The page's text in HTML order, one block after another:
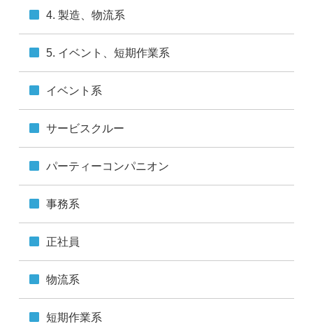
（ https://mpniigata.jp/documents/pdf/privacy.pdf
■個人情報を入力するにあたっての注意事項
■本人が容易に認識できない方法による個人情報の取得
容易に認識できない方法による個人情報の取得は行って
■個人情報の安全管理措置について
取得した個人情報については、漏えい、滅失またはき損
の防止と是正、その他個人情報の安全管理のために必要
かつ適切な措置を講じます。
このサイトは、SSL（Secure Socket Layer）による暗号
■個人情報保護方針
4. 製造、物流系
5. イベント、短期作業系
イベント系
サービスクルー
パーティーコンパニオン
事務系
正社員
物流系
短期作業系